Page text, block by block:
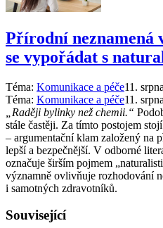
Přírodní neznamená
se vypořádat s
Téma: Komunikace a péče11.
Téma: Komunikace a péče11.
„Raději bylinky než chemii.“
stále častěji. Za tímto postojem
–⁠ argumentační klam založený na
lepší a bezpečnější. V odborné
označuje širším pojmem
významně ovlivňuje rozhodování
i samotných zdravotníků.
Související